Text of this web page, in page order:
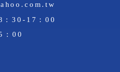
：30-17：00
：00